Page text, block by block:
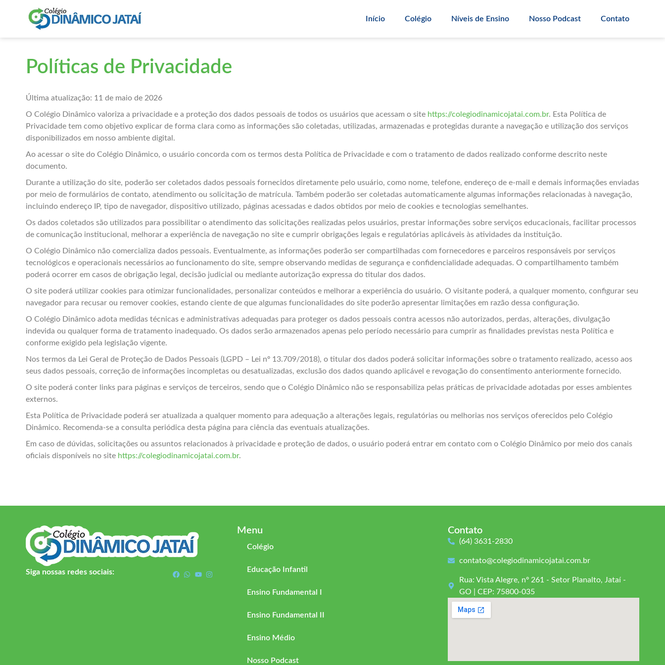
Início Colégio Níveis de Ensino Nosso Podcast Contato
Políticas de Privacidade
Última atualização: 11 de maio de 2026
O Colégio Dinâmico valoriza a privacidade e a proteção dos dados pessoais de todos os usuários que acessam o site https://colegiodinamicojatai.com.br. Esta Política de
Privacidade tem como objetivo explicar de forma clara como as informações são coletadas, utilizadas, armazenadas e protegidas durante a navegação e utilização dos serviços
disponibilizados em nosso ambiente digital.
Ao acessar o site do Colégio Dinâmico, o usuário concorda com os termos desta Política de Privacidade e com o tratamento de dados realizado conforme descrito neste
documento.
Durante a utilização do site, poderão ser coletados dados pessoais fornecidos diretamente pelo usuário, como nome, telefone, endereço de e-mail e demais informações enviadas
por meio de formulários de contato, atendimento ou solicitação de matrícula. Também poderão ser coletadas automaticamente algumas informações relacionadas à navegação,
incluindo endereço IP, tipo de navegador, dispositivo utilizado, páginas acessadas e dados obtidos por meio de cookies e tecnologias semelhantes.
Os dados coletados são utilizados para possibilitar o atendimento das solicitações realizadas pelos usuários, prestar informações sobre serviços educacionais, facilitar processos
de comunicação institucional, melhorar a experiência de navegação no site e cumprir obrigações legais e regulatórias aplicáveis às atividades da instituição.
O Colégio Dinâmico não comercializa dados pessoais. Eventualmente, as informações poderão ser compartilhadas com fornecedores e parceiros responsáveis por serviços
tecnológicos e operacionais necessários ao funcionamento do site, sempre observando medidas de segurança e confidencialidade adequadas. O compartilhamento também
poderá ocorrer em casos de obrigação legal, decisão judicial ou mediante autorização expressa do titular dos dados.
O site poderá utilizar cookies para otimizar funcionalidades, personalizar conteúdos e melhorar a experiência do usuário. O visitante poderá, a qualquer momento, configurar seu
navegador para recusar ou remover cookies, estando ciente de que algumas funcionalidades do site poderão apresentar limitações em razão dessa configuração.
O Colégio Dinâmico adota medidas técnicas e administrativas adequadas para proteger os dados pessoais contra acessos não autorizados, perdas, alterações, divulgação
indevida ou qualquer forma de tratamento inadequado. Os dados serão armazenados apenas pelo período necessário para cumprir as finalidades previstas nesta Política e
conforme exigido pela legislação vigente.
Nos termos da Lei Geral de Proteção de Dados Pessoais (LGPD – Lei nº 13.709/2018), o titular dos dados poderá solicitar informações sobre o tratamento realizado, acesso aos
seus dados pessoais, correção de informações incompletas ou desatualizadas, exclusão dos dados quando aplicável e revogação do consentimento anteriormente fornecido.
O site poderá conter links para páginas e serviços de terceiros, sendo que o Colégio Dinâmico não se responsabiliza pelas práticas de privacidade adotadas por esses ambientes
externos.
Esta Política de Privacidade poderá ser atualizada a qualquer momento para adequação a alterações legais, regulatórias ou melhorias nos serviços oferecidos pelo Colégio
Dinâmico. Recomenda-se a consulta periódica desta página para ciência das eventuais atualizações.
Em caso de dúvidas, solicitações ou assuntos relacionados à privacidade e proteção de dados, o usuário poderá entrar em contato com o Colégio Dinâmico por meio dos canais
oficiais disponíveis no site https://colegiodinamicojatai.com.br.
Siga nossas redes sociais:
Menu
Colégio
Educação Infantil
Ensino Fundamental I
Ensino Fundamental II
Ensino Médio
Nosso Podcast
Contato
(64) 3631-2830
contato@colegiodinamicojatai.com.br
Rua: Vista Alegre, nº 261 - Setor Planalto, Jataí -
GO | CEP: 75800-035